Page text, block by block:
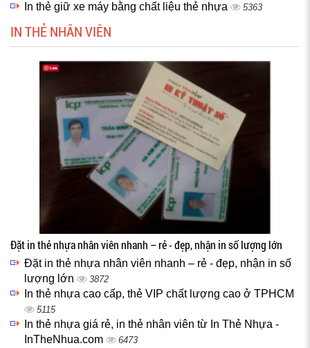
In thẻ giữ xe máy bằng chất liệu thẻ nhựa 5363
IN THẺ NHÂN VIÊN
Đặt in thẻ nhựa nhân viên nhanh – rẻ - đẹp, nhận in số lượng lớn
Đặt in thẻ nhựa nhân viên nhanh – rẻ - đẹp, nhận in số
lượng lớn
3872
In thẻ nhựa cao cấp, thẻ VIP chất lượng cao ở TPHCM
5115
In thẻ nhựa giá rẻ, in thẻ nhân viên từ In Thẻ Nhựa -
InTheNhua.com
6473